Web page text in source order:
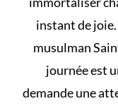
instant de
musulman
journée est
demande une